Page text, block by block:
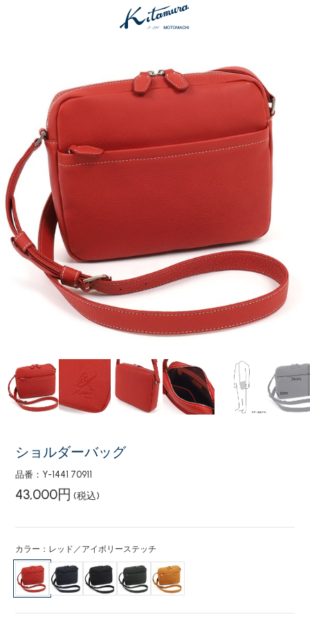
ショルダーバッグ
品番：Y-1441 70911
43,000円 (税込)
カラー：レッド／アイボリーステッチ